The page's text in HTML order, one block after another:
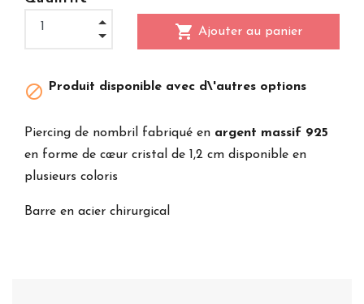
shopping_cart Ajouter au panier
 Produit disponible avec d\'autres options
Piercing de nombril fabriqué en argent massif 925
en forme de cœur cristal de 1,2 cm disponible en
plusieurs coloris
Barre en acier chirurgical